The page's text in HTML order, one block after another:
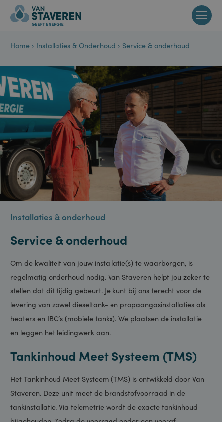
Home ›Installaties & Onderhoud ›Service & onderhoud
Om de kwaliteit van jouw installatie(s) te waarborgen, is
regelmatig onderhoud nodig. Van Staveren helpt jou zeker te
stellen dat dit tijdig gebeurt. Je kunt bij ons terecht voor de
levering van zowel dieseltank- en propaangasinstallaties als
heaters en IBC’s (mobiele tanks). We plaatsen de installatie
en leggen het leidingwerk aan.
Tankinhoud Meet Systeem (TMS)
Het Tankinhoud Meet Systeem (TMS) is ontwikkeld door Van